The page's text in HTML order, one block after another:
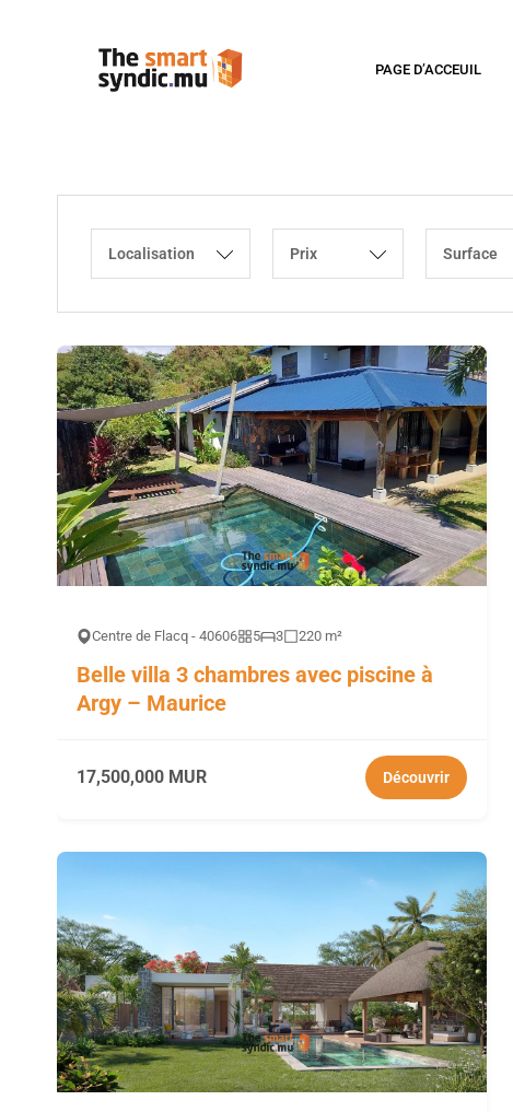
PAGE D’ACCEUIL
Localisation Prix Surface
Centre de Flacq - 40606 5 3 220 m²
Belle villa 3 chambres avec piscine à
Argy – Maurice
17,500,000 MUR Découvrir